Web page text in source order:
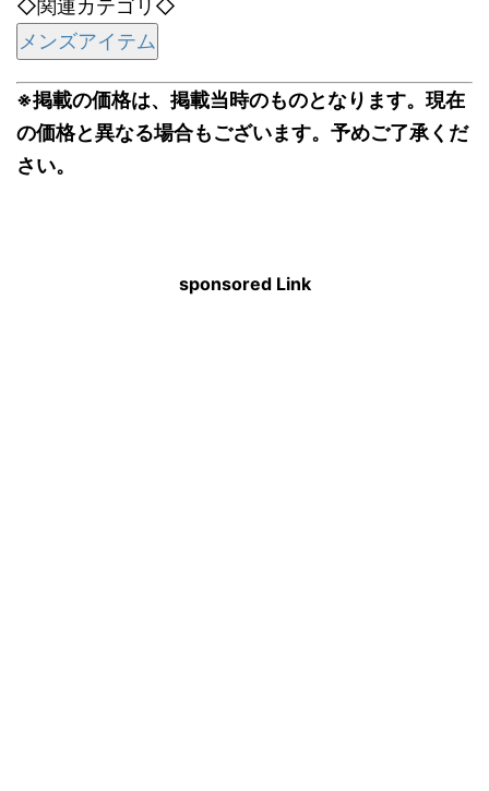
◇関連カテゴリ◇
メンズアイテム
※掲載の価格は、掲載当時のものとなります。現在
の価格と異なる場合もございます。予めご了承くだ
さい。
sponsored Link